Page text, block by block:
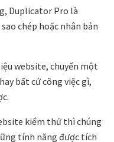
Duplicator Pro là
chép hoặc nhân bản
website, chuyển một
bất cứ công việc gì,
kiểm thử thì chúng
tính năng được tích